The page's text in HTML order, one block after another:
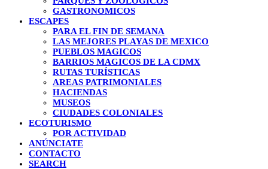
GASTRONOMICOS
ESCAPES
PARA EL FIN DE SEMANA
LAS MEJORES PLAYAS DE MEXICO
PUEBLOS MAGICOS
BARRIOS MAGICOS DE LA CDMX
RUTAS TURÍSTICAS
AREAS PATRIMONIALES
HACIENDAS
MUSEOS
CIUDADES COLONIALES
ECOTURISMO
POR ACTIVIDAD
ANÚNCIATE
CONTACTO
SEARCH